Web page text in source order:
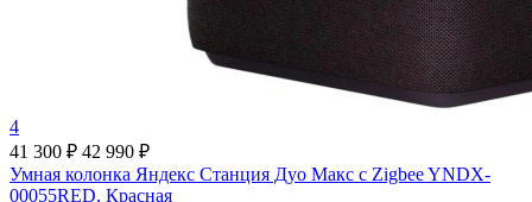
4
41 300 ₽ 42 990 ₽
Умная колонка Яндекс Станция Дуо Макс c Zigbee YNDX-
00055RED, Красная